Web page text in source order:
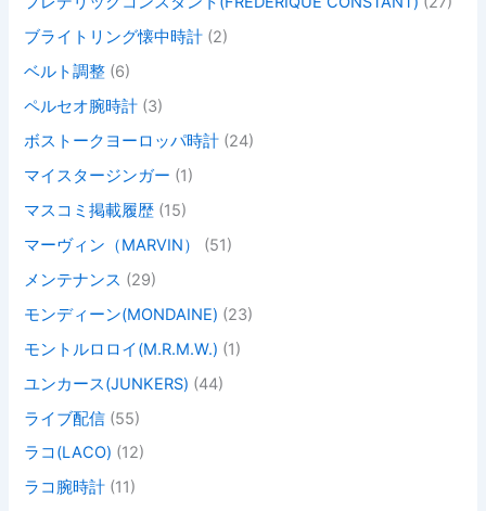
ブライトリング懐中時計 (2)
ベルト調整 (6)
ペルセオ腕時計 (3)
ボストークヨーロッパ時計 (24)
マイスタージンガー (1)
マスコミ掲載履歴 (15)
マーヴィン（MARVIN）
(51)
メンテナンス (29)
モンディーン(MONDAINE) (23)
モントルロロイ(M.R.M.W.) (1)
ユンカース(JUNKERS) (44)
ライブ配信 (55)
ラコ(LACO) (12)
ラコ腕時計 (11)